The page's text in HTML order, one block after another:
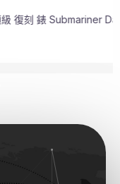
Dat ...